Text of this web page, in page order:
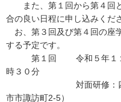
また、第１回から第４回
合の良い日程に申し込みくだ
お、第３回及び第４回の座
する予定です。
第１回 令和５年１１月
時３０分
対面研修：四日市商
市市諏訪町2-5）